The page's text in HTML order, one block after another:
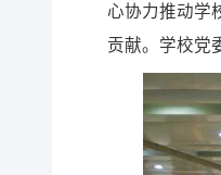
心协力推动学
贡献。学校党